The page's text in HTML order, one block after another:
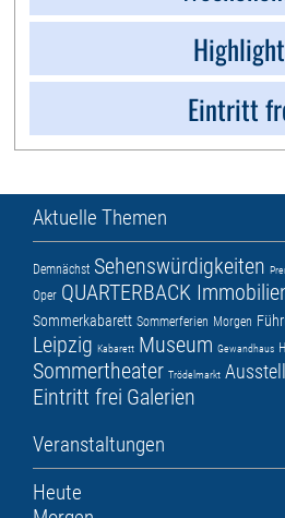
Eintritt
Aktuelle Themen
Demnächst Sehenswürdigkeiten
Oper QUARTERBACK
Sommerkabarett Sommerferien Morgen
Leipzig Kabarett Museum Gewandhaus
Sommertheater Trödelmarkt
Eintritt frei Galerien
Veranstaltungen
Heute